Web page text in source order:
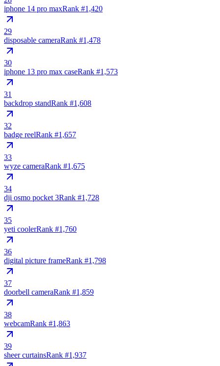
iphone 14 pro maxRank #1,420
29
disposable cameraRank #1,478
30
iphone 13 pro max caseRank #1,573
31
backdrop standRank #1,608
32
badge reelRank #1,657
33
wyze cameraRank #1,675
34
dji osmo pocket 3Rank #1,728
35
yeti coolerRank #1,760
36
digital picture frameRank #1,798
37
doorbell cameraRank #1,859
38
webcamRank #1,863
39
sheer curtainsRank #1,937